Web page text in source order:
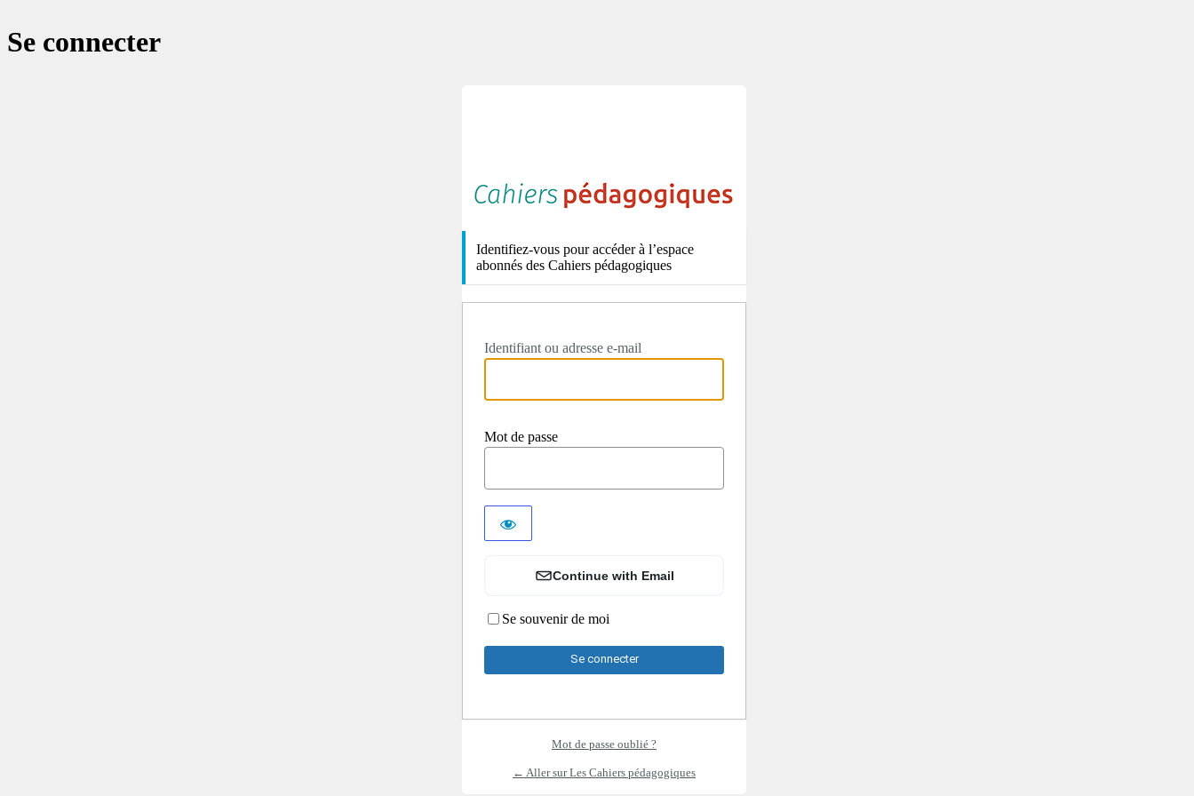
Se connecter
Identifiez-vous pour accéder à l’espace
abonnés des Cahiers pédagogiques
Identifiant ou adresse e-mail
Mot de passe
Continue with Email
Se souvenir de moi
Mot de passe oublié ?
← Aller sur Les Cahiers pédagogiques